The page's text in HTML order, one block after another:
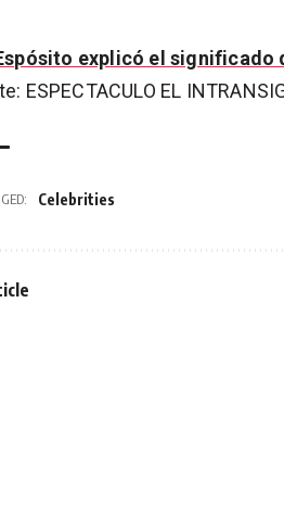
explicó el significado
ESPECTACULO EL
Celebrities